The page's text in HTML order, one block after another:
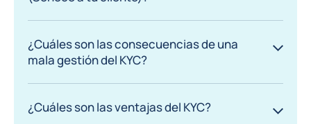
¿Cuáles son las consecuencias de una
mala gestión del KYC?
¿Cuáles son las ventajas del KYC?